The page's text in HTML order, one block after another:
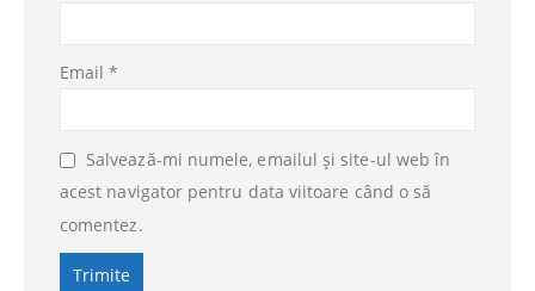
Email*
Salvează-mi numele, emailul și site-ul web în
acest navigator pentru data viitoare când o să
comentez.